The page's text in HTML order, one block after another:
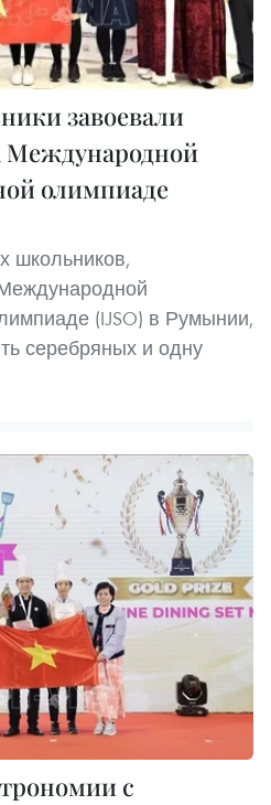
завоевали
Международной
олимпиаде
школьников,
(IJSO) в Румынии,
серебряных и одну
с